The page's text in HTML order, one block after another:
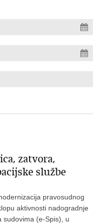
zatvora,
službe
pravosudnog
aktivnosti nadogradnje
sudovima (e-Spis), u